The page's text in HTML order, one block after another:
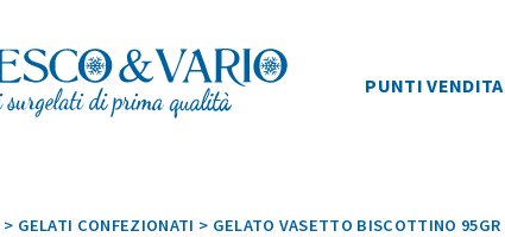
PUNTI VENDITA
> GELATI CONFEZIONATI > GELATO VASETTO BISCOTTINO 95GR